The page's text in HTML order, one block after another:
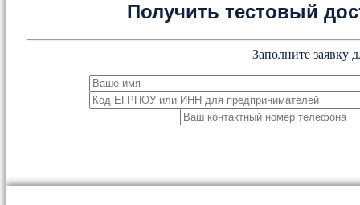
Получить тестовый
Заполните заявку